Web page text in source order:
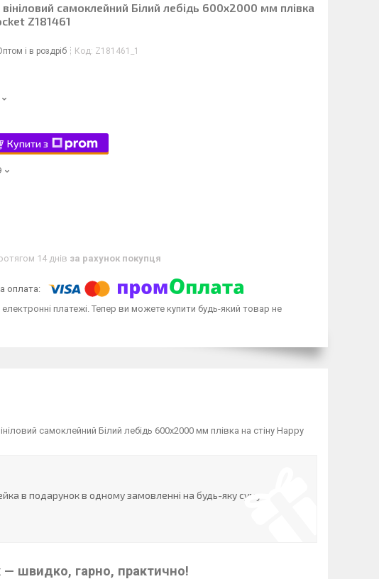
самоклейний Білий лебідь 600х2000 мм плівка
Z181461
і в роздріб Код: Z181461_1
Купити з
14 днів за рахунок покупця
електронні платежі. Тепер ви можете купити будь-який товар не
самоклейний Білий лебідь 600х2000 мм плівка на стіну Happy
в подарунок в одному замовленні на будь-яку суму
— швидко, гарно, практично!